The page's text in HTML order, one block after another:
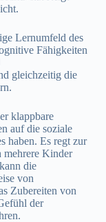
Lernumfeld des
Fähigkeiten
gleichzeitig die
klappbare
auf die soziale
haben. Es regt zur
mehrere Kinder
die
von
Zubereiten von
der